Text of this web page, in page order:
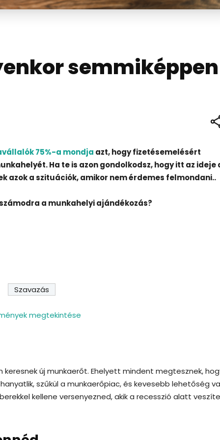
semmiképpen
75%-a mondja azt, hogy fizetésemelésért
Ha te is azon gondolkodsz, hogy itt az ideje
azok a szituációk, amikor nem érdemes felmondani..
a munkahelyi ajándékozás?
megtekintése
új munkaerőt. Ehelyett mindent megtesznek,
szűkül a munkaerőpiac, és kevesebb lehetőség
kellene versenyezned, akik a recesszió alatt